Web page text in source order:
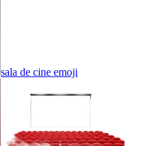
sala de cine emoji